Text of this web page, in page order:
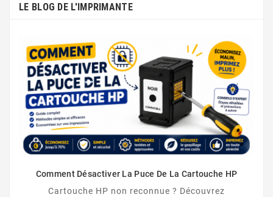
LE BLOG DE L'IMPRIMANTE
Comment Désactiver La Puce De La Cartouche HP
Cartouche HP non reconnue ? Découvrez